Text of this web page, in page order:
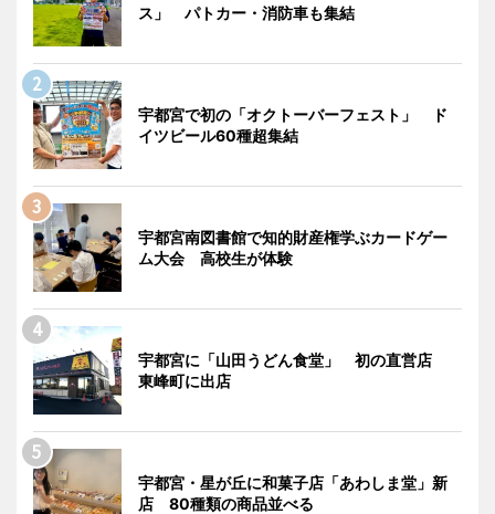
ス」 パトカー・消防車も集結
宇都宮で初の「オクトーバーフェスト」 ド
イツビール60種超集結
宇都宮南図書館で知的財産権学ぶカードゲー
ム大会 高校生が体験
宇都宮に「山田うどん食堂」 初の直営店
東峰町に出店
宇都宮・星が丘に和菓子店「あわしま堂」新
店 80種類の商品並べる